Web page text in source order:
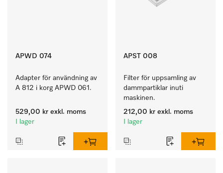
APWD 074
Adapter för användning av
A 812 i korg APWD 061.
529,00 kr exkl. moms
I lager
APST 008
Filter för uppsamling av
dammpartiklar inuti
maskinen.
212,00 kr exkl. moms
I lager